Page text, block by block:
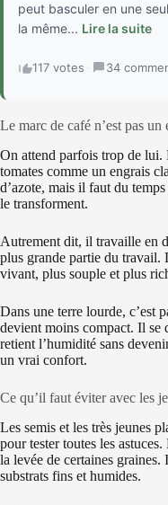
peut basculer en une
la même... Lire la suite
117 votes · 34
Le marc de café n’est pas un
On attend parfois trop de lui.
tomates comme un engrais
d’azote, mais il faut du
le transforment.
Autrement dit, il travaille en
plus grande partie du travail.
vivant, plus souple et plus
Dans une terre lourde, c’est
devient moins compact. Il
retient l’humidité sans
un vrai confort.
Ce qu’il faut éviter avec les
Les semis et les très jeunes
pour tester toutes les
la levée de certaines
substrats fins et humides.